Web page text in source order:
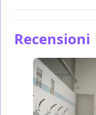
Recensioni